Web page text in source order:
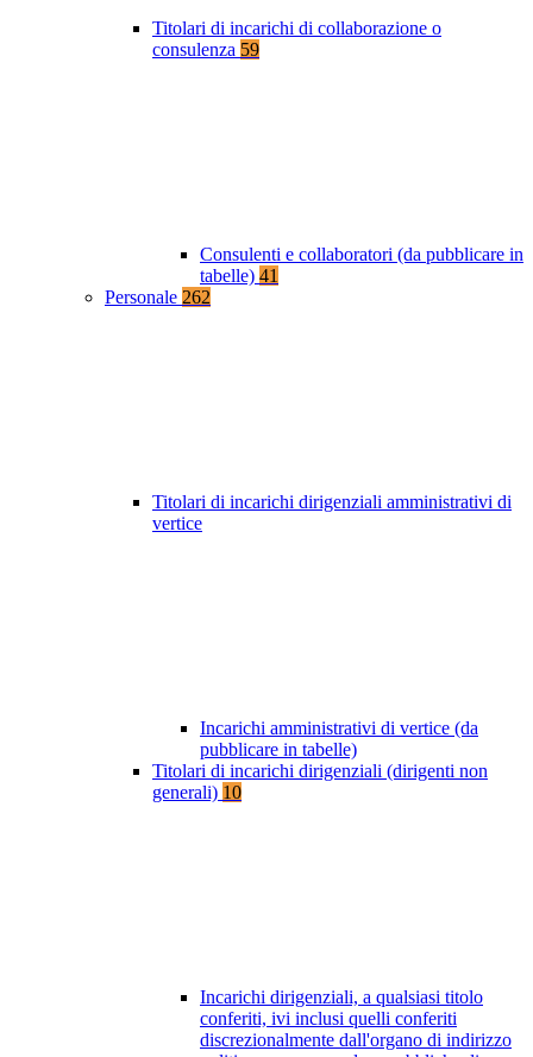
Titolari di incarichi di collaborazione o
consulenza 59
Consulenti e collaboratori (da pubblicare in
tabelle) 41
Personale 262
Titolari di incarichi dirigenziali amministrativi di
vertice
Incarichi amministrativi di vertice (da
pubblicare in tabelle)
Titolari di incarichi dirigenziali (dirigenti non
generali) 10
Incarichi dirigenziali, a qualsiasi titolo
conferiti, ivi inclusi quelli conferiti
discrezionalmente dall'organo di indirizzo